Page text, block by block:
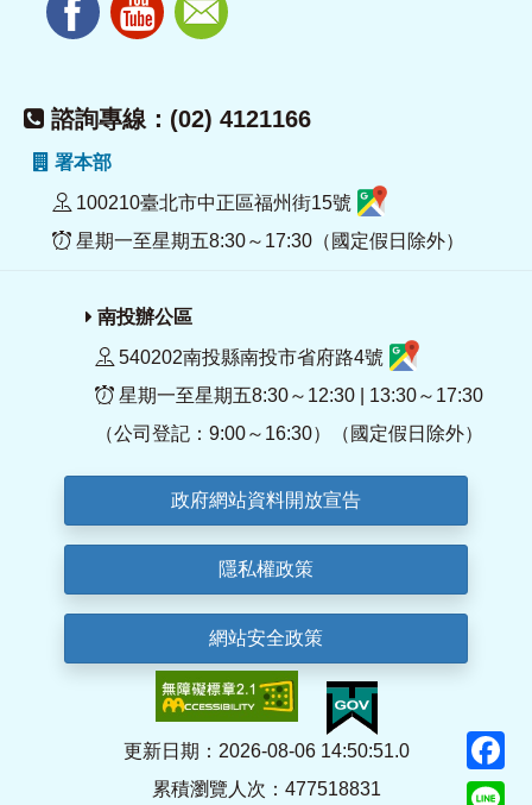
諮詢專線：(02) 4121166
署本部
100210臺北市中正區福州街15號
星期一至星期五8:30～17:30（國定假日除外）
南投辦公區
540202南投縣南投市省府路4號
星期一至星期五8:30～12:30 | 13:30～17:30
（公司登記：9:00～16:30）（國定假日除外）
政府網站資料開放宣告
隱私權政策
網站安全政策
更新日期：2026-08-06 14:50:51.0
累積瀏覽人次：477518831